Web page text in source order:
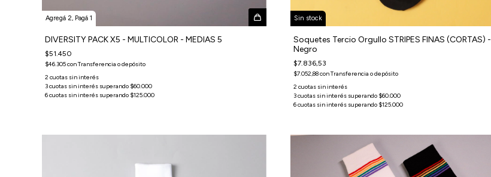
Agregá 2, Pagá 1
DIVERSITY PACK X5 - MULTICOLOR - MEDIAS 5
$51.450
$46.305conTransferencia o depósito
Sin stock
Soquetes Tercio Orgullo STRIPES FINAS (CORTAS) -
Negro
$7.836,53
$7.052,88conTransferencia o depósito